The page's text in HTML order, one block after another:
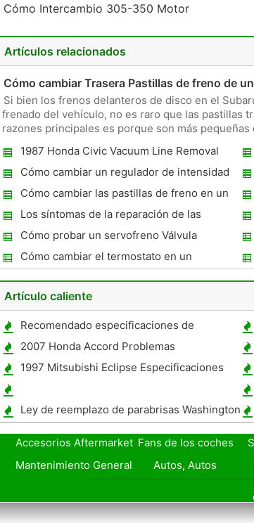
Cómo Intercambio 305-350 Motor
Artículos relacionados
Cómo cambiar Trasera Pastillas de freno de
Si bien los frenos delanteros de disco en el
frenado del vehículo, no es raro que las pastillas
razones principales es porque son más
1987 Honda Civic Vacuum Line Removal
System
Cómo cambiar un regulador de intensidad
en 1997, un Chevrolet 1500 Pick Up
Cómo cambiar las pastillas de freno en un
Toyota Camry V6
Los síntomas de la reparación de las
articulaciones CV necesarios para un coche
Cómo probar un servofreno Válvula
Cómo cambiar el termostato en un
Escarabajo 2002
Artículo caliente
Recomendado especificaciones de
alineación para un Subaru Outback 2008
2007 Honda Accord Problemas
1997 Mitsubishi Eclipse Especificaciones
Ley de reemplazo de parabrisas Washington
Accesorios Aftermarket Fans de los coches
Mantenimiento General
Autos, Autos